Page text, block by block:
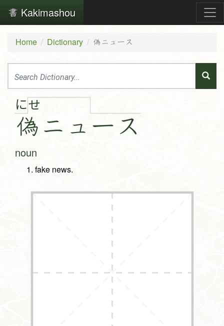
Kakimashou
Home Dictionary 偽ニュース
にせ
偽 ニュ ー ス
noun
fake news.